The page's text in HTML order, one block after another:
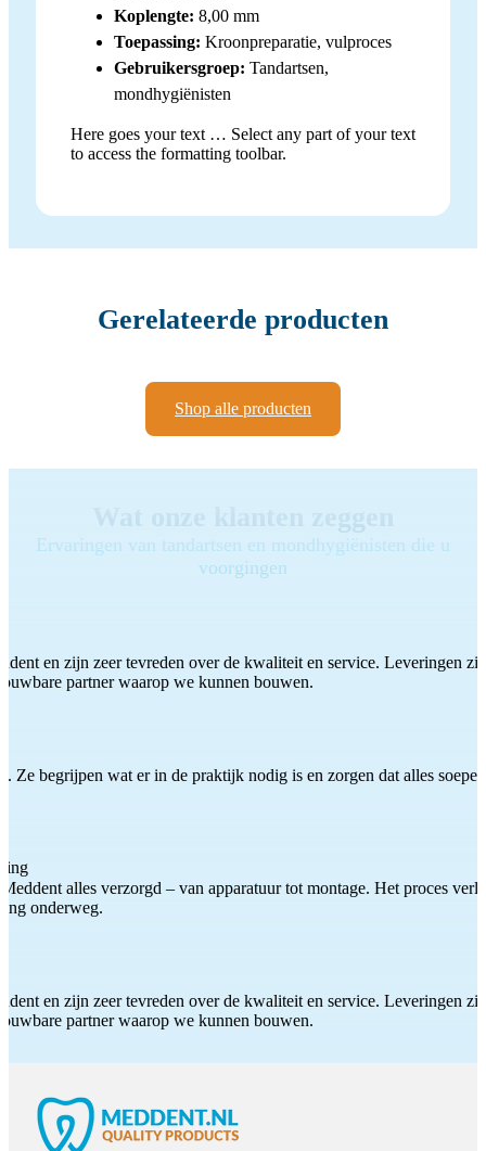
Koplengte: 8,00 mm
Toepassing: Kroonpreparatie, vulproces
Gebruikersgroep: Tandartsen,
mondhygiënisten
Here goes your text … Select any part of your text
to access the formatting toolbar.
Gerelateerde producten
Shop alle producten
Ervaringen van tandartsen en mondhygiënisten die u
voorgingen
en zijn zeer tevreden over de kwaliteit en service. Leveringen
partner waarop we kunnen bouwen.
Ze begrijpen wat er in de praktijk nodig is en zorgen dat alles
alles verzorgd – van apparatuur tot montage. Het proces
onderweg.
en zijn zeer tevreden over de kwaliteit en service. Leveringen
partner waarop we kunnen bouwen.